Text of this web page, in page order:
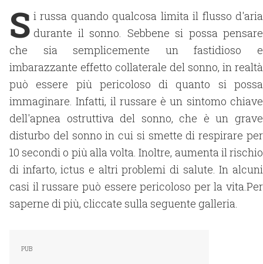
S i russa quando qualcosa limita il flusso d'aria
durante il sonno. Sebbene si possa pensare
che sia semplicemente un fastidioso e
imbarazzante effetto collaterale del sonno, in realtà
può essere più pericoloso di quanto si possa
immaginare. Infatti, il russare è un sintomo chiave
dell'apnea ostruttiva del sonno, che è un grave
disturbo del sonno in cui si smette di respirare per
10 secondi o più alla volta. Inoltre, aumenta il rischio
di infarto, ictus e altri problemi di salute. In alcuni
casi il russare può essere pericoloso per la vita.Per
saperne di più, cliccate sulla seguente galleria.